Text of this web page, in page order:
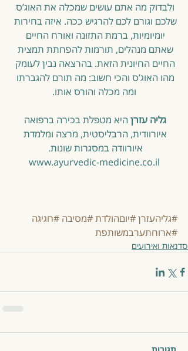
ולבדוק מה אתם עושים שמכלה את האוג’ס
שלכם וגורם לכם להרגיש ככה. איזה בחירות
יומיומיות, ברמת התזונה ואורח החיים
שאתם מנהלים, תורמות להפחתת תמצית
החיים החיונית הזאת. בהרצאה נבין לעומק
מהו האוג’ס והכי חשוב: מה תורם להגברתו
ומה מכלה והורס אותו.
גליה עזרן היא מטפלת בכירה ברפואה
איורוודית, הרבליסטית, מרצה ומלמדת
איורוודה במסגרות שונות.
www.ayurvedic-medicine.co.il
#גליהעזרן#יוםהולדת#מסיבה #חגיגה
#ארוחתערבמשותפת
סדנאות ואירועים